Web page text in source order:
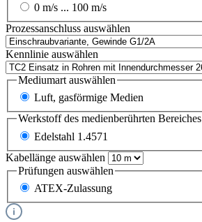
0 m/s ... 100 m/s
Prozessanschluss auswählen
Kennlinie auswählen
Mediumart auswählen
Luft, gasförmige Medien
Werkstoff des medienberührten Bereiches
Edelstahl 1.4571
Kabellänge auswählen
Prüfungen auswählen
ATEX-Zulassung